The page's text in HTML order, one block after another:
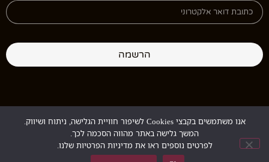
הרשמה
Design: StudioGurDevelopment:MyMuse
Copyright © 2026. All rights reserved.
אנו משתמשים בקבצי Cookies לשיפור חוויית הגלישה, ניתוח ושיווק.
המשך גלישה באתר מהווה הסכמה לכך.
לפרטים נוספים ראו את מדיניות הפרטיות שלנו.